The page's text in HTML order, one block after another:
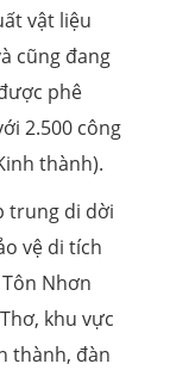
vật liệu
cũng đang
phê
2.500 công
thành).
trung di dời
vệ di tích
Nhơn
khu vực
thành, đàn